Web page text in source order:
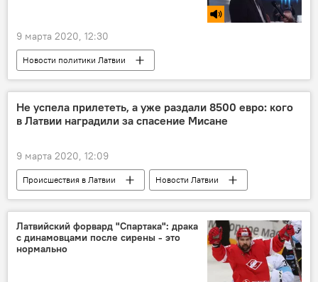
9 марта 2020, 12:30
Новости политики Латвии
Радио Sputnik Латвия
Рижская дума
Вадим Баранник
Внеочередные выборы в Рижскую думу
Не успела прилететь, а уже раздали 8500 евро: кого
в Латвии наградили за спасение Мисане
9 марта 2020, 12:09
Происшествия в Латвии
Новости Латвии
Латвия
Кристине Мисане
Не выдавайте латвийку в ЮАР: дело Кристине Мисане
Латвийский форвард "Спартака": драка
с динамовцами после сирены - это
нормально